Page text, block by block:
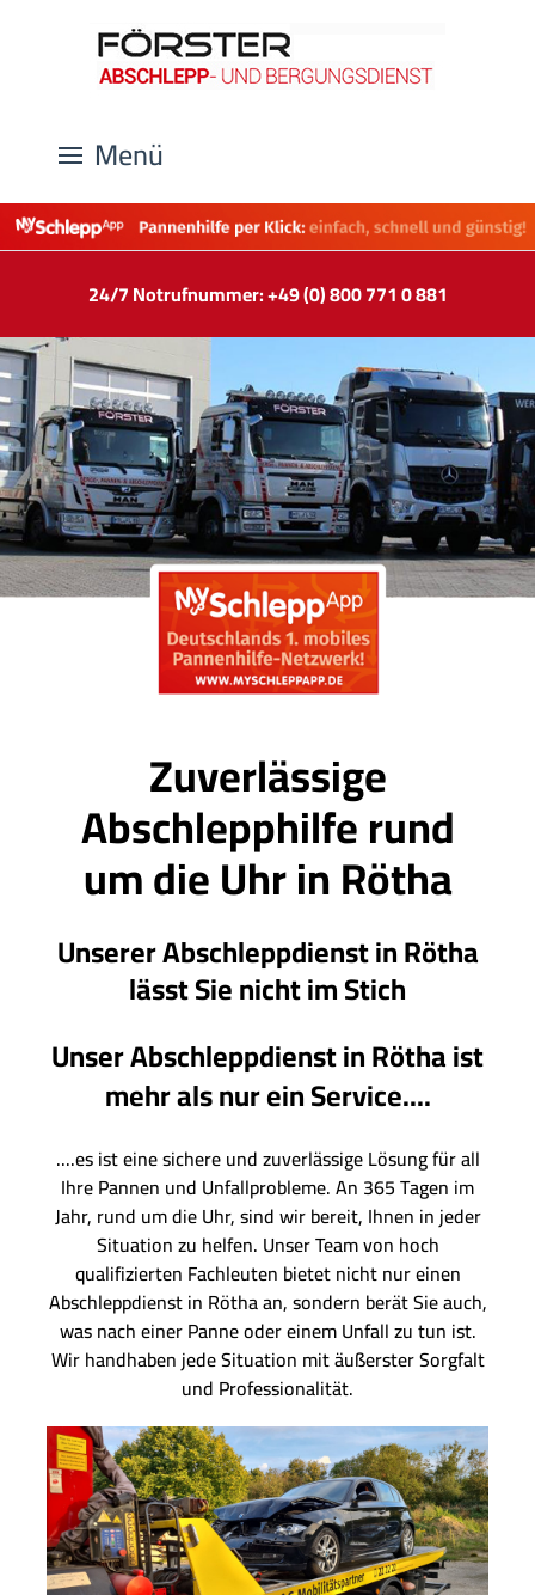
Menü
24/7 Notrufnummer: +49 (0) 800 771 0 881
Zuverlässige
Abschlepphilfe rund
um die Uhr in Rötha
Unserer Abschleppdienst in Rötha
lässt Sie nicht im Stich
Unser Abschleppdienst in Rötha ist
mehr als nur ein Service....
....es ist eine sichere und zuverlässige Lösung für all
Ihre Pannen und Unfallprobleme. An 365 Tagen im
Jahr, rund um die Uhr, sind wir bereit, Ihnen in jeder
Situation zu helfen. Unser Team von hoch
qualifizierten Fachleuten bietet nicht nur einen
Abschleppdienst in Rötha an, sondern berät Sie auch,
was nach einer Panne oder einem Unfall zu tun ist.
Wir handhaben jede Situation mit äußerster Sorgfalt
und Professionalität.